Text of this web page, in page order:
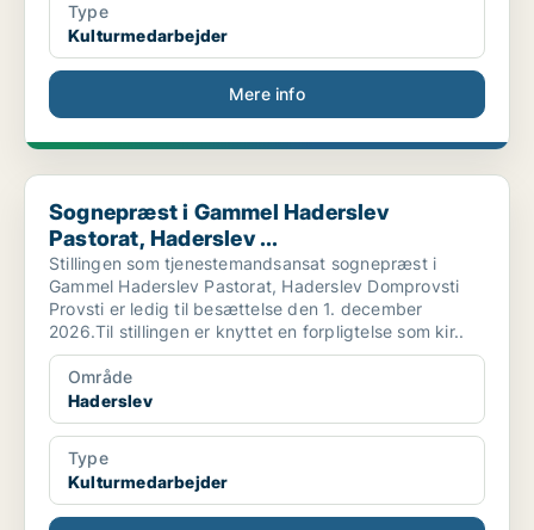
Type
Kulturmedarbejder
Mere info
Sognepræst i Gammel Haderslev Pastorat, Haderslev ...
Sognepræst i Gammel Haderslev
Pastorat, Haderslev ...
Stillingen som tjenestemandsansat sognepræst i
Gammel Haderslev Pastorat, Haderslev Domprovsti
Provsti er ledig til besættelse den 1. december
2026.Til stillingen er knyttet en forpligtelse som kir..
Område
Haderslev
Type
Kulturmedarbejder